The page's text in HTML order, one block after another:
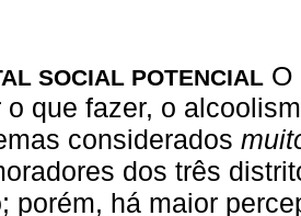
SOCIAL POTENCIAL O
o que fazer, o
considerados
dos três
porém, há maior